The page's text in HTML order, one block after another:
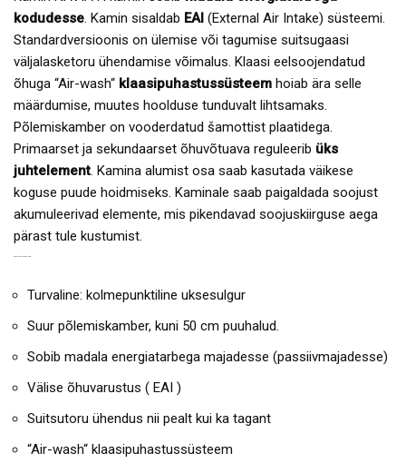
kodudesse. Kamin sisaldab EAI (External Air Intake) süsteemi.
Standardversioonis on ülemise või tagumise suitsugaasi
väljalasketoru ühendamise võimalus. Klaasi eelsoojendatud
õhuga “Air-wash“ klaasipuhastussüsteem hoiab ära selle
määrdumise, muutes hoolduse tunduvalt lihtsamaks.
Põlemiskamber on vooderdatud šamottist plaatidega.
Primaarset ja sekundaarset õhuvõtuava reguleerib üks
juhtelement. Kamina alumist osa saab kasutada väikese
koguse puude hoidmiseks. Kaminale saab paigaldada soojust
akumuleerivad elemente, mis pikendavad soojuskiirguse aega
pärast tule kustumist.
Turvaline: kolmepunktiline uksesulgur
Suur põlemiskamber, kuni 50 cm puuhalud.
Sobib madala energiatarbega majadesse (passiivmajadesse)
Välise õhuvarustus ( EAI )
Suitsutoru ühendus nii pealt kui ka tagant
“Air-wash“ klaasipuhastussüsteem